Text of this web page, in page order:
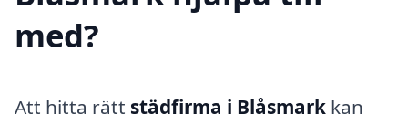
med?
Att hitta rätt städfirma i Blåsmark kan